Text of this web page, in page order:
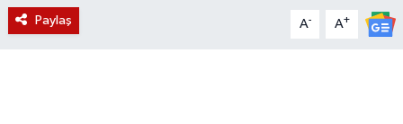
Paylaş A- A+